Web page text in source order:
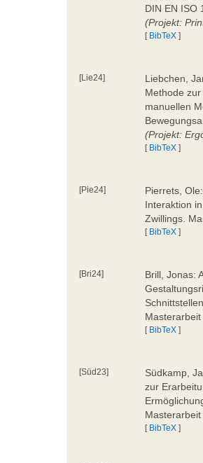
DIN EN ISO
(Projekt:
[ BibTeX ]
[Lie24]
Liebchen,
Methode
manuellen
(Projekt:
[ BibTeX ]
[Pie24]
Pierrets,
Interaktion
Zwillings.
[ BibTeX ]
[Bri24]
Brill, Jonas:
[ BibTeX ]
[Süd23]
Südkamp,
zur
[ BibTeX ]